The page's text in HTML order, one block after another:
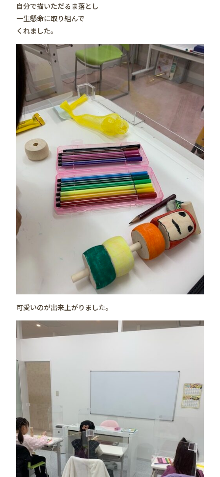
自分で描いただるま落とし
一生懸命に取り組んで
くれました。
可愛いのが出来上がりました。